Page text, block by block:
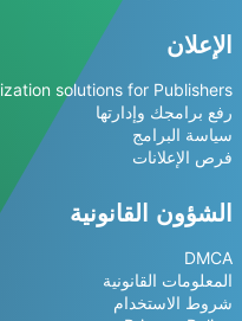
الإعلان
solutions for Publishers
رفع برامجك وإدارتها
سياسة البرامج
فرص الإعلانات
الشؤون القانونية
DMCA
المعلومات القانونية
شروط الاستخدام